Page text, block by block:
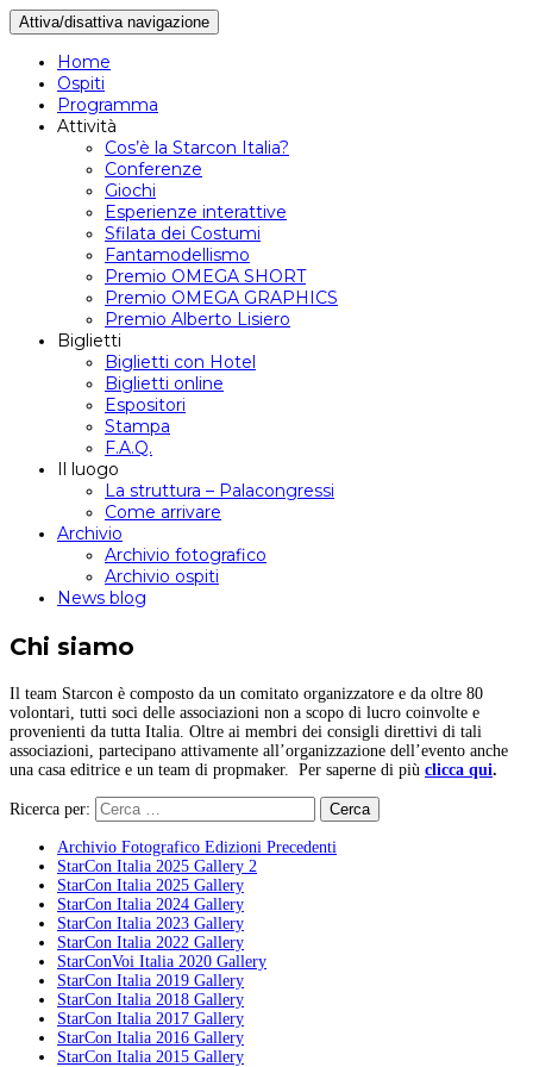
Attiva/disattiva navigazione
Home
Ospiti
Programma
Attività
Cos’è la Starcon Italia?
Conferenze
Giochi
Esperienze interattive
Sfilata dei Costumi
Fantamodellismo
Premio OMEGA SHORT
Premio OMEGA GRAPHICS
Premio Alberto Lisiero
Biglietti
Biglietti con Hotel
Biglietti online
Espositori
Stampa
F.A.Q.
Il luogo
La struttura – Palacongressi
Come arrivare
Archivio
Archivio fotografico
Archivio ospiti
News blog
Chi siamo
Il team Starcon è composto da un comitato organizzatore e da oltre 80
volontari, tutti soci delle associazioni non a scopo di lucro coinvolte e
provenienti da tutta Italia. Oltre ai membri dei consigli direttivi di tali
associazioni, partecipano attivamente all’organizzazione dell’evento anche
una casa editrice e un team di propmaker. Per saperne di più clicca qui.
Ricerca per:
Archivio Fotografico Edizioni Precedenti
StarCon Italia 2025 Gallery 2
StarCon Italia 2025 Gallery
StarCon Italia 2024 Gallery
StarCon Italia 2023 Gallery
StarCon Italia 2022 Gallery
StarConVoi Italia 2020 Gallery
StarCon Italia 2019 Gallery
StarCon Italia 2018 Gallery
StarCon Italia 2017 Gallery
StarCon Italia 2016 Gallery
StarCon Italia 2015 Gallery